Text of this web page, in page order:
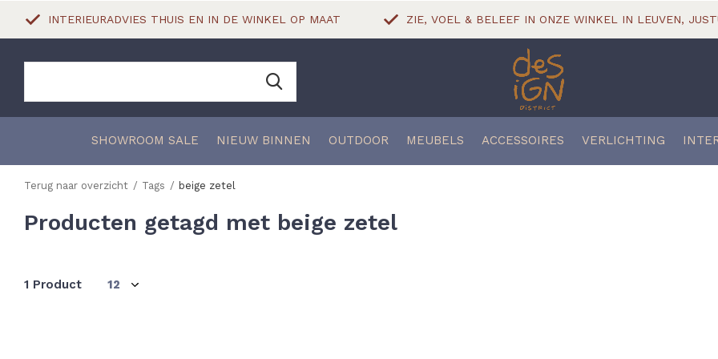
SHOWROOM SALE NIEUW BINNEN OUTDOOR MEUBELS ACCESSOIRES VERLICHTING
INTERIEURADVIES THUIS EN IN DE WINKEL OP MAAT ZIE, VOEL & BELEEF IN ONZE WINKEL IN LEUVEN,
Terug naar overzicht Tags beige zetel
Producten getagd met beige zetel
1 Product